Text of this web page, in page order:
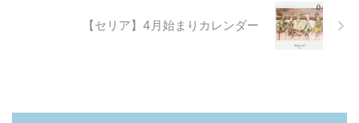
【セリア】4月始まりカレンダー